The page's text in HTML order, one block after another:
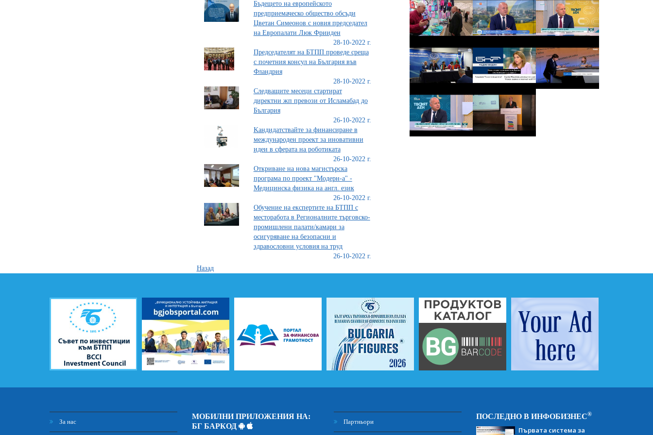
Бъдещето на европейското
предприемаческо общество обсъди
Цветан Симеонов с новия председател
на Европалати Люк Фрииден
28-10-2022 г.
Председателят на БТПП проведе среща
с почетния консул на България във
Фландрия
28-10-2022 г.
Следващите месеци стартират
директни жп превози от Исламабад до
България
26-10-2022 г.
Kандидатствайте за финансиране в
международен проект за иновативни
идеи в сферата на роботиката
26-10-2022 г.
Откриване на нова магистърска
програма по проект "Модерн-а" -
Медицинска физика на англ. език
26-10-2022 г.
Обучение на експертите на БТПП с
месторабота в Регионалните търговско-
промишлени палати/камари за
осигуряване на безопасни и
здравословни условия на труд
26-10-2022 г.
Назад
За нас
МОБИЛНИ ПРИЛОЖЕНИЯ НА:
БГ БАРКОД
Партньори
ПОСЛЕДНО В ИНФОБИЗНЕС®
Първата система за